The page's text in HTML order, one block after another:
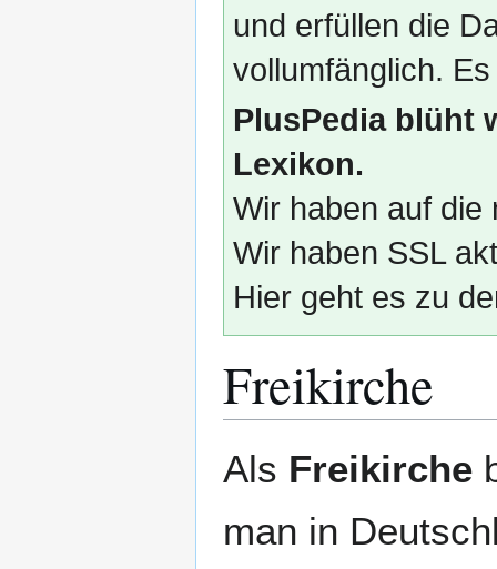
und erfüllen die
vollumfänglich.
PlusPedia blüht
Lexikon.
Wir haben auf die
Wir haben SSL
Hier geht es zu
Freikirche
Navigation
Suche
Als Freikirche
man in